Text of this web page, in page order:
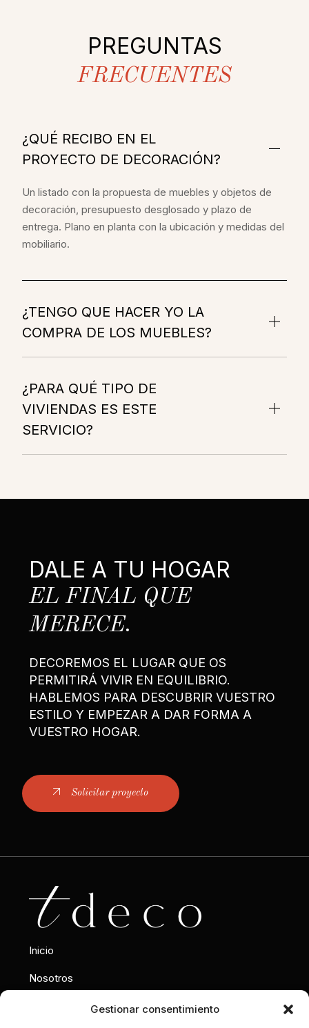
Gestionar consentimiento
PREGUNTAS
FRECUENTES
¿QUÉ RECIBO EN EL
PROYECTO DE DECORACIÓN?
Un listado con la propuesta de muebles y objetos de
decoración, presupuesto desglosado y plazo de
entrega. Plano en planta con la ubicación y medidas del
mobiliario.
¿TENGO QUE HACER YO LA
COMPRA DE LOS MUEBLES?
¿PARA QUÉ TIPO DE
VIVIENDAS ES ESTE
SERVICIO?
DALE A TU HOGAR
EL FINAL QUE
MERECE.
DECOREMOS EL LUGAR QUE OS
PERMITIRÁ VIVIR EN EQUILIBRIO.
HABLEMOS PARA DESCUBRIR VUESTRO
ESTILO Y EMPEZAR A DAR FORMA A
VUESTRO HOGAR.
Solicitar proyecto
Inicio
Nosotros